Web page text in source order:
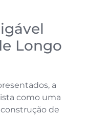
Longo
a
como uma
de